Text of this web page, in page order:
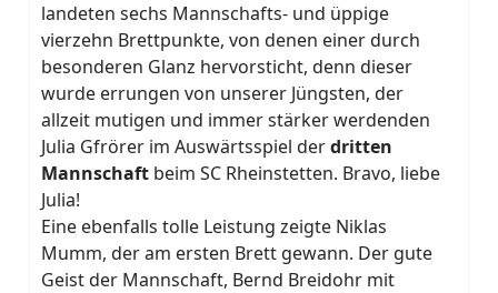
landeten sechs Mannschafts- und üppige
vierzehn Brettpunkte, von denen einer durch
besonderen Glanz hervorsticht, denn dieser
wurde errungen von unserer Jüngsten, der
allzeit mutigen und immer stärker werdenden
Julia Gfrörer im Auswärtsspiel derdritten
Mannschaft beim SC Rheinstetten. Bravo, liebe
Julia!
Eine ebenfalls tolle Leistung zeigte Niklas
Mumm, der am ersten Brett gewann. Der gute
Geist der Mannschaft, Bernd Breidohr mit